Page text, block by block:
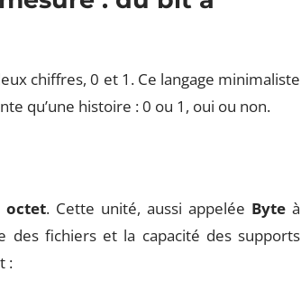
chiffres, 0 et 1. Ce langage minimaliste
qu’une histoire : 0 ou 1, oui ou non.
octet. Cette unité, aussi appelée Byte à
des fichiers et la capacité des supports
: